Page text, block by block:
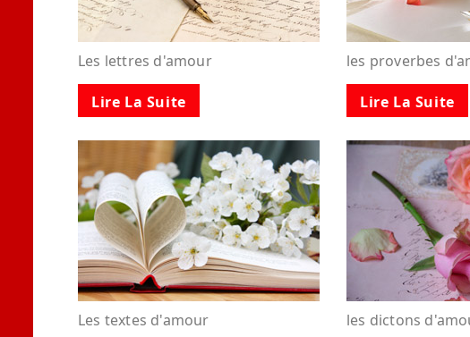
Les lettres d'amour
Lire La Suite
les proverbes
Lire La Suite
Les textes d'amour les dictons